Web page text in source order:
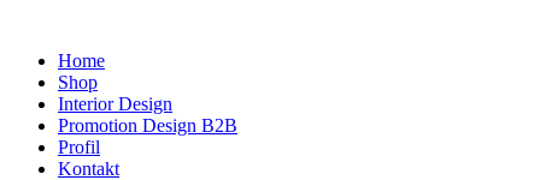
indholdHome
Shop
Interior Design
Promotion Design B2B
Profil
Kontakt